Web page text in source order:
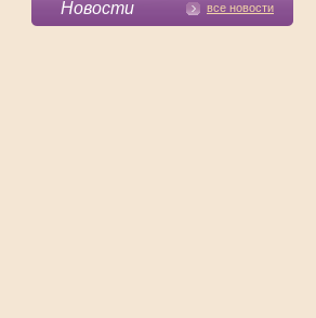
Новости все новости